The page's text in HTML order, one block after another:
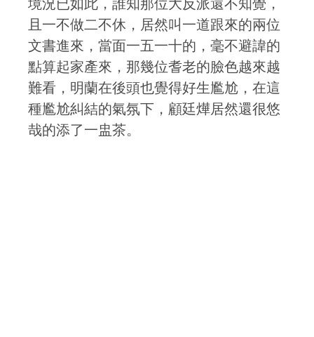
境況已如此，誰知那位大反派還不知覺，
且一不做二不休，居然叫一道跟來的兩位
文書進來，當面一五一十的，毫不避諱的
點算起家產來，那幾位耆老的臉色越來越
難看，明蘭在後頭也覺得好生尷尬，在這
種尷尬糾結的氣氛下，顧廷燁居然還很悠
哉的添了一盅茶。